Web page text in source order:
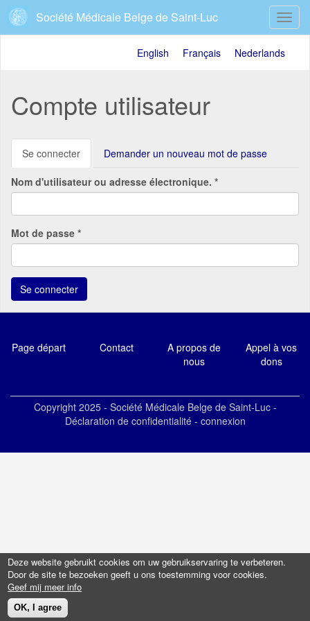
Aller
au
contenu
Société Médicale Belge de Saint-Luc
Nederlands
Français
English
Compte utilisateur
Onglets
principaux
Se connecter (ongletDemander un nouveau mot de passe
Nom d'utilisateur ou adresse électronique. *
Mot de passe *
Se connecter
Page départ Contact
A propos de
nous
Appel à vos
dons
Copyright 2025 - Société Médicale Belge de Saint-Luc-
Déclaration de confidentialité- connexion
Deze website gebruikt cookies om uw gebruikservaring te verbeteren.
Door de site te bezoeken geeft u ons toestemming voor cookies.
Geef mij meer info
OK, I agree